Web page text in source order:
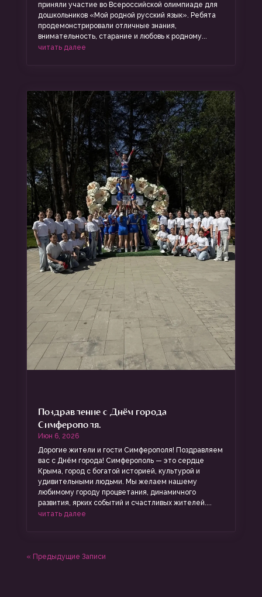
приняли участие во Всероссийской олимпиаде для
дошкольников «Мой родной русский язык». Ребята
продемонстрировали отличные знания,
внимательность, старание и любовь к родному...
читать далее
Поздравление с Днём города
Симферополя.
Июн 6, 2026
Дорогие жители и гости Симферополя! Поздравляем
вас с Днём города! Симферополь — это сердце
Крыма, город с богатой историей, культурой и
удивительными людьми. Мы желаем нашему
любимому городу процветания, динамичного
развития, ярких событий и счастливых жителей....
читать далее
« Предыдущие Записи